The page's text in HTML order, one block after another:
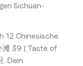
Sichuan-
12 Chinesische
滩 39 | Taste of
. Dein